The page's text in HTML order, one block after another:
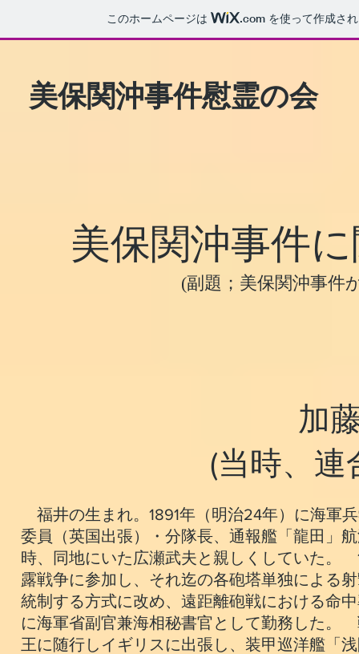
このホームページは .com を使って作成さ
美保関沖事件慰霊の会
美保関沖事件
(副題；美保関沖事件か
加
(当時、連
福井の生まれ。1891年（明治24年）に海軍
委員（英国出張）・分隊長、通報艦「龍田」
時、同地にいた広瀬武夫と親しくしていた。
露戦争に参加し、それ迄の各砲塔単独による
統制する方式に改め、遠距離砲戦における命
に海軍省副官兼海相秘書官として勤務した。
王に随行しイギリスに出張し、装甲巡洋艦「